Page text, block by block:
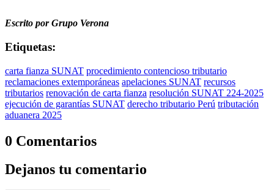
Escrito por Grupo Verona
Etiquetas:
carta fianza SUNAT procedimiento contencioso tributario
reclamaciones extemporáneas apelaciones SUNAT recursos
tributarios renovación de carta fianza resolución SUNAT 224-2025
ejecución de garantías SUNAT derecho tributario Perú tributación
aduanera 2025
0 Comentarios
Dejanos tu comentario